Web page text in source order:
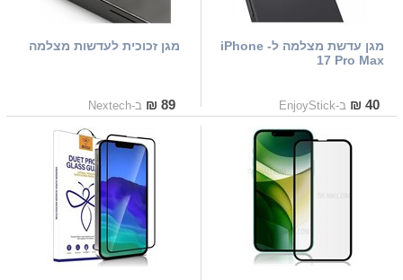
מגן עדשת מצלמה ל- iPhone
17 Pro Max
40 ₪ ב-EnjoyStick
מגן זכוכית לעדשות מצלמה
89 ₪ ב-Nextech